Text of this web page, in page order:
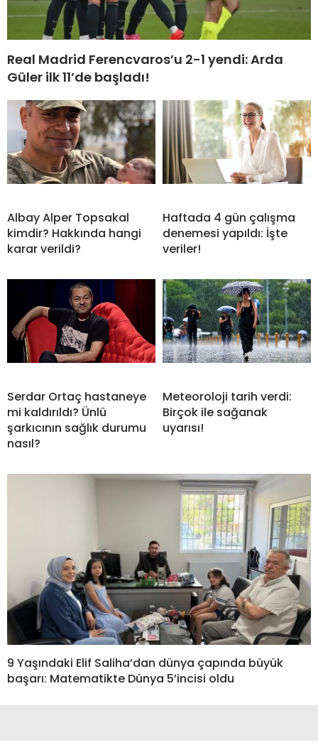
Real Madrid Ferencvaros’u 2-1 yendi: Arda
Güler ilk 11’de başladı!
Albay Alper Topsakal
kimdir? Hakkında hangi
karar verildi?
Haftada 4 gün çalışma
denemesi yapıldı: İşte
veriler!
Serdar Ortaç hastaneye
mi kaldırıldı? Ünlü
şarkıcının sağlık durumu
nasıl?
Meteoroloji tarih verdi:
Birçok ile sağanak
uyarısı!
9 Yaşındaki Elif Saliha’dan dünya çapında büyük
başarı: Matematikte Dünya 5’incisi oldu